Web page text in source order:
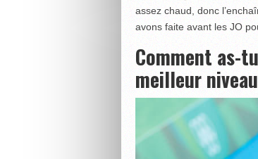
assez chaud, donc
avons faite avant les JO
Comment as-
meilleur